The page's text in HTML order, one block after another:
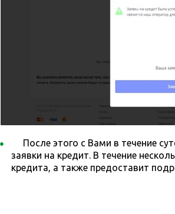
После этого с Вами в течение
заявки на кредит. В течение
кредита, а также предоставит